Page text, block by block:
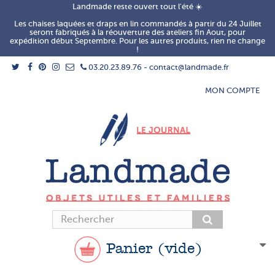
Landmade reste ouvert tout l'été ☀️
Les chaises laquées et draps en lin commandés à partir du 24 Juillet
seront fabriqués à la réouverture des ateliers fin Aout, pour
expédition début Septembre. Pour les autres produits, rien ne change
!
03.20.23.89.76 - contact@landmade.fr
MON COMPTE
Panier (vide)